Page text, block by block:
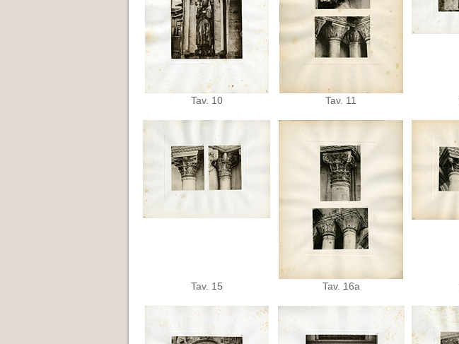
Tav. 10 Tav. 11
Tav. 15 Tav. 16a